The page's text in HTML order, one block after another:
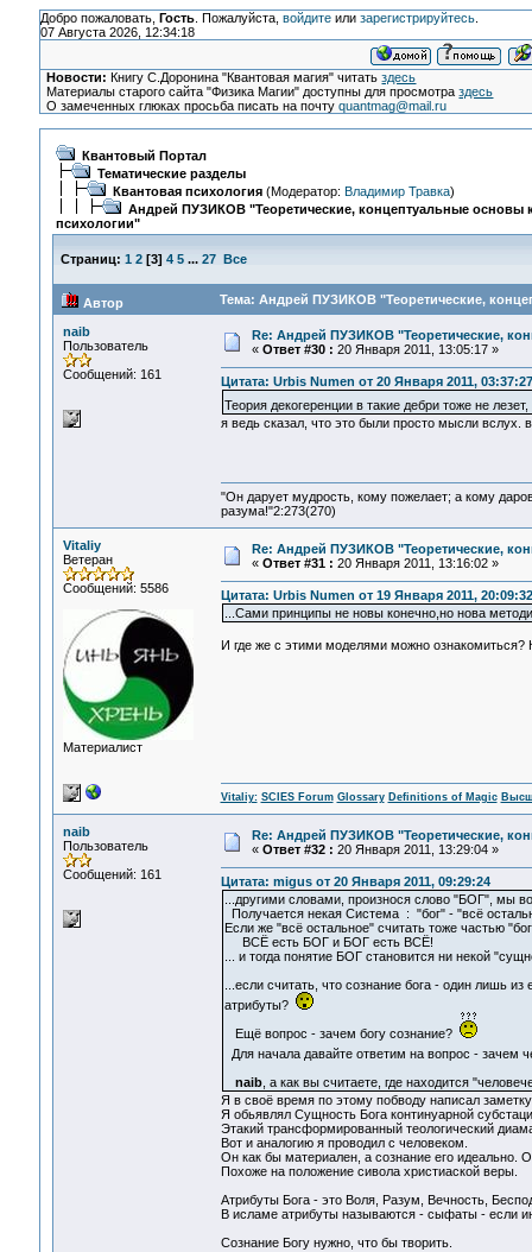
Добро пожаловать, Гость. Пожалуйста, войдитеили зарегистрируйтесь.
07 Августа 2026, 12:34:18
Новости: Книгу С.Доронина "Квантовая магия" читатьздесь
Материалы старого сайта "Физика Магии" доступны для просмотраздесь
О замеченных глюках просьба писать на почтуquantmag@mail.ru
Квантовый Портал
Тематические разделы
Квантовая психология(Модератор: Владимир Травка)
Андрей ПУЗИКОВ "Теоретические, концептуальные основы
психологии"
Страниц: 1 2[3] 4 5 ... 27 Все
Автор Тема: Андрей ПУЗИКОВ "Теоретические,
naib
Пользователь
Сообщений: 161
Re: Андрей ПУЗИКОВ "Теоретические,
« Ответ #30 : 20 Января 2011, 13:05:17 »
Цитата: Urbis Numen от 20 Января 2011, 03:37:27
Теория декогеренции в такие дебри тоже не лезет,
я ведь сказал, что это были просто мысли вслух.
"Он дарует мудрость, кому пожелает; а кому
разума!"2:273(270)
Vitaliy
Ветеран
Сообщений: 5586
Материалист
Re: Андрей ПУЗИКОВ "Теоретические,
« Ответ #31 : 20 Января 2011, 13:16:02 »
Цитата: Urbis Numen от 19 Января 2011, 20:09:32
...Сами принципы не новы конечно,но нова
И где же с этими моделями можно
Vitaliy: SCIES Forum Glossary Definitions of Magic
naib
Пользователь
Сообщений: 161
Re: Андрей ПУЗИКОВ "Теоретические,
« Ответ #32 : 20 Января 2011, 13:29:04 »
Цитата: migus от 20 Января 2011, 09:29:24
...другими словами, произнося слово "БОГ", мы
Получается некая Система : "бог" - "всё
Если же "всё остальное" считать тоже частью
ВСЁ есть БОГ и БОГ есть ВСЁ!
... и тогда понятие БОГ становится ни некой
...если считать, что сознание бога - один лишь
атрибуты?
Ещё вопрос - зачем богу сознание?
Для начала давайте ответим на вопрос - зачем
naib, а как вы считаете, где находится
Я в своё время по этому побводу написал
Я обьявлял Сущность Бога континуарной
Этакий трансформированный теологический
Вот и аналогию я проводил с человеком.
Он как бы материален, а сознание его идеально.
Похоже на положение сивола христиаской веры.
Атрибуты Бога - это Воля, Разум, Вечность,
В исламе атрибуты называются - сыфаты - если
Сознание Богу нужно, что бы творить.